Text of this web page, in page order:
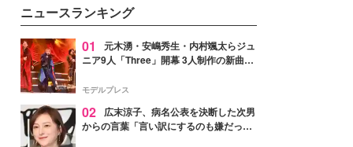
して、“髪そのものの美しさ”に改
めて注目する人が増えている様
子。今回は、そんな憧れの艶やか
な髪を日常で叶える、美容好きの
ます。
ニュースランキング
01
元木湧・安嶋秀生・内村颯太らジュ
ニア9人「Three」開幕 3人制作の新曲＆
進んで夢を掴みたい」【ゲネプロレポ】
モデルプレス
02
広末涼子、病名公表を決断した次男
からの言葉「言い訳にするのも嫌だっ